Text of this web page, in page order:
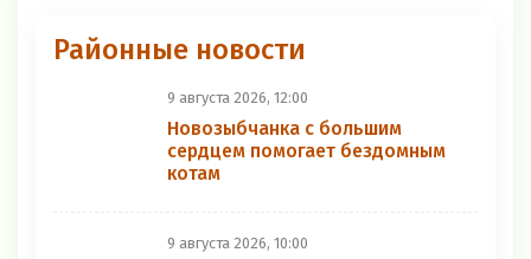
Районные новости
9 августа 2026, 12:00
Новозыбчанка с большим
сердцем помогает бездомным
котам
9 августа 2026, 10:00